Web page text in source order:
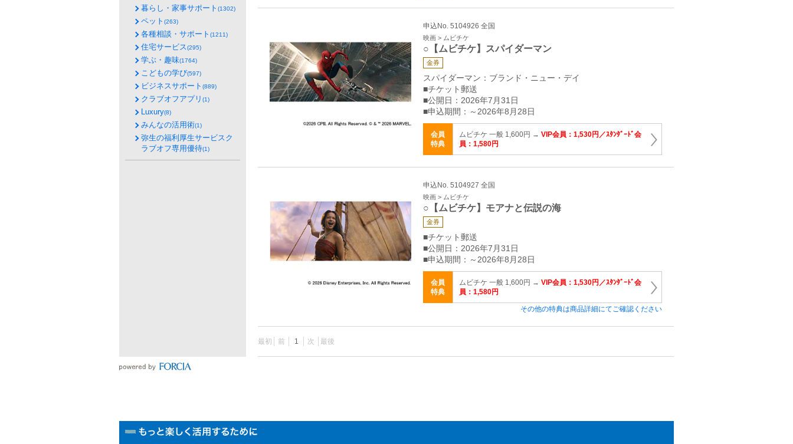
申込No. 5104926 全国
映画 > ムビチケ
○【ムビチケ】スパイダーマン
金券
スパイダーマン：ブランド・ニュー・デイ
■チケット郵送
■公開日：2026年7月31日
■申込期間：～2026年8月28日
会員
特典
ムビチケ 一般 1,600円 → VIP会員：1,530円／ｽﾀﾝﾀﾞｰﾄﾞ会
員：1,580円
申込No. 5104927 全国
映画 > ムビチケ
○【ムビチケ】モアナと伝説の海
金券
■チケット郵送
■公開日：2026年7月31日
■申込期間：～2026年8月28日
会員
特典
ムビチケ 一般 1,600円 → VIP会員：1,530円／ｽﾀﾝﾀﾞｰﾄﾞ会
員：1,580円
その他の特典は商品詳細にてご確認ください
最初 前 1 次 最後
暮らし・家事サポート (1302)
ペット (263)
各種相談・サポート (1211)
住宅サービス(295)
学ぶ・趣味(1764)
こどもの学び(597)
ビジネスサポート (889)
クラブオフアプリ (1)
Luxury(8)
みんなの活用術(1)
弥生の福利厚生サービスク
ラブオフ専用優待(1)